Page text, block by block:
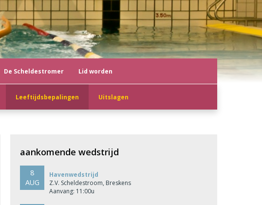
Leeftijdsbepalingen Uitslagen
De Scheldestromer Lid worden
aankomende wedstrijd
8
AUG
Havenwedstrijd
Z.V. Scheldestroom, Breskens
Aanvang: 11:00u